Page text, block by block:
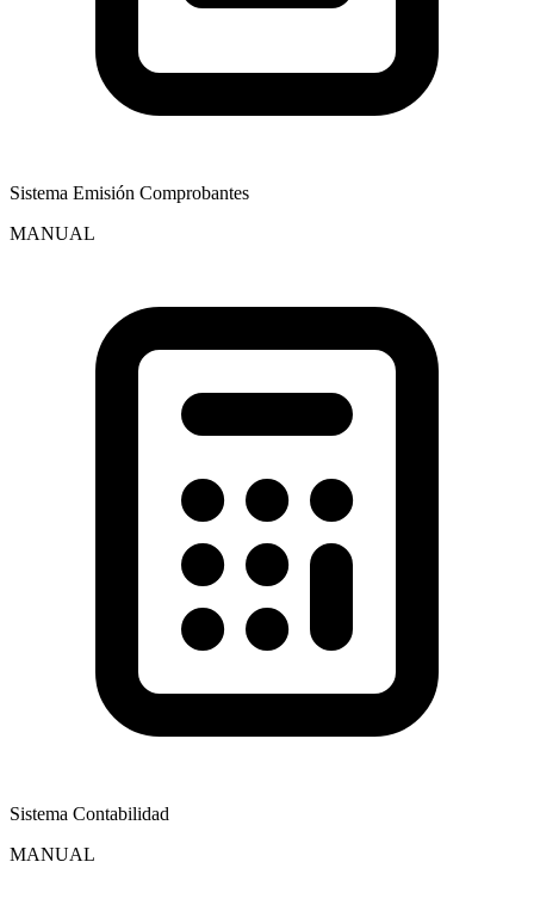
Sistema Emisión Comprobantes
MANUAL
Sistema Contabilidad
MANUAL